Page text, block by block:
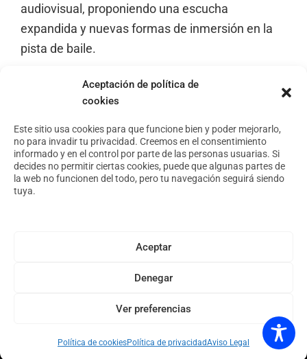
Aceptación de política de
cookies
Este sitio usa cookies para que funcione bien y poder mejorarlo,
no para invadir tu privacidad. Creemos en el consentimiento
informado y en el control por parte de las personas usuarias. Si
decides no permitir ciertas cookies, puede que algunas partes de
la web no funcionen del todo, pero tu navegación seguirá siendo
tuya.
Aceptar
Denegar
Ver preferencias
Política de cookiesPolítica de privacidadAviso Legal
audiovisual, proponiendo una escucha
expandida y nuevas formas de inmersión en la
pista de baile.
Política de privacidad
Política de cookies
Conoce nuestro espacio
Andrés Velayos.